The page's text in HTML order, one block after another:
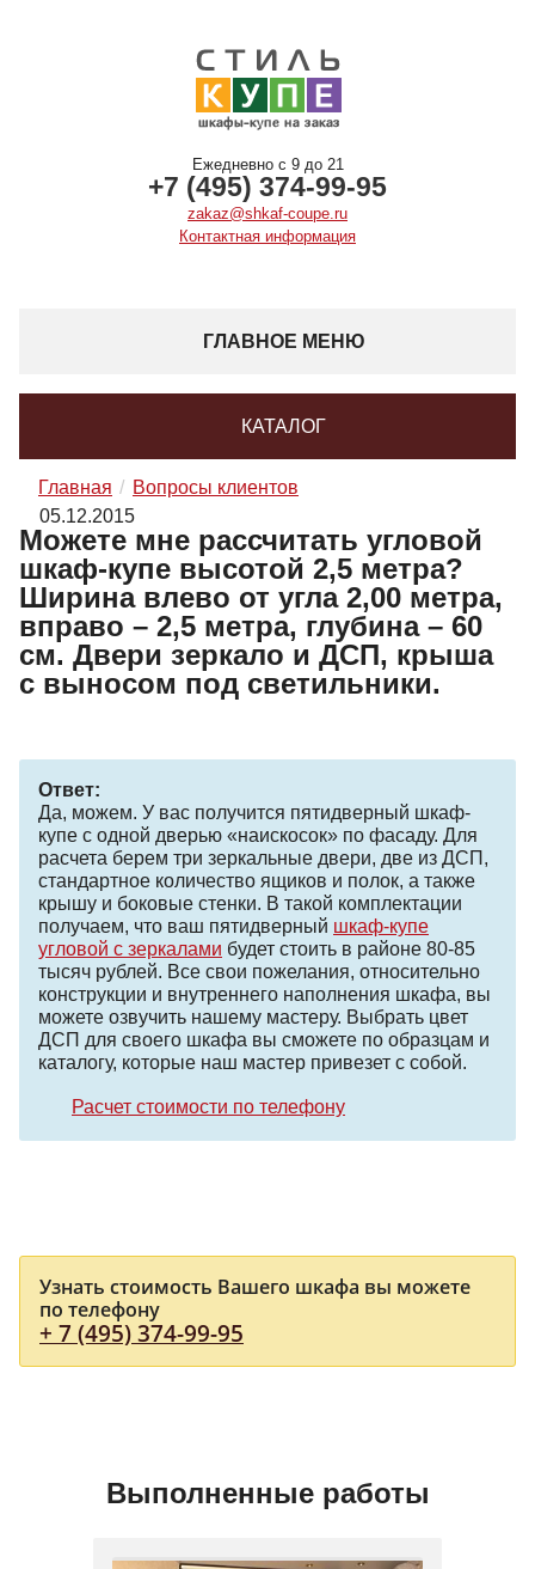
Ежедневно с 9 до 21
+7 (495) 374-99-95
zakaz@shkaf-coupe.ru
Контактная информация
ГЛАВНОЕ МЕНЮ
КАТАЛОГ
Главная
Вопросы клиентов
05.12.2015
Можете мне рассчитать угловой
шкаф-купе высотой 2,5 метра?
Ширина влево от угла 2,00 метра,
вправо – 2,5 метра, глубина – 60
см. Двери зеркало и ДСП, крыша
с выносом под светильники.
Ответ:
Да, можем. У вас получится пятидверный шкаф-
купе с одной дверью «наискосок» по фасаду. Для
расчета берем три зеркальные двери, две из ДСП,
стандартное количество ящиков и полок, а также
крышу и боковые стенки. В такой комплектации
получаем, что ваш пятидверный шкаф-купе
угловой с зеркалами будет стоить в районе 80-85
тысяч рублей. Все свои пожелания, относительно
конструкции и внутреннего наполнения шкафа, вы
можете озвучить нашему мастеру. Выбрать цвет
ДСП для своего шкафа вы сможете по образцам и
каталогу, которые наш мастер привезет с собой.
Расчет стоимости по телефону
Узнать стоимость Вашего шкафа вы можете
по телефону
+ 7 (495) 374-99-95
Выполненные работы